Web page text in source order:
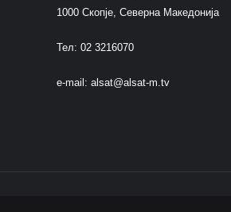
1000 Скопје, Северна Македонија
Тел: 02 3216070
e-mail: alsat@alsat-m.tv